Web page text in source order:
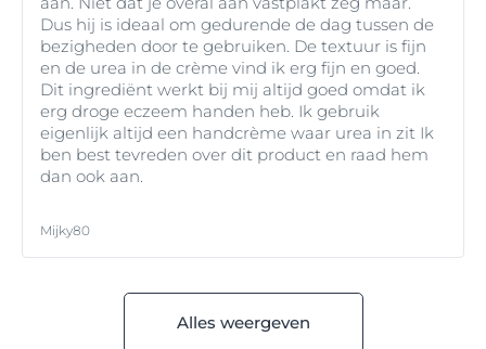
Dus hij is ideaal om gedurende de dag tussen de
bezigheden door te gebruiken. De textuur is fijn
en de urea in de crème vind ik erg fijn en goed.
Dit ingrediënt werkt bij mij altijd goed omdat ik
erg droge eczeem handen heb. Ik gebruik
eigenlijk altijd een handcrème waar urea in zit Ik
ben best tevreden over dit product en raad hem
dan ook aan.
Mijky80
Alles weergeven